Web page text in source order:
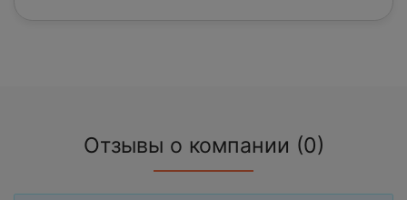
Отзывы о компании (0)